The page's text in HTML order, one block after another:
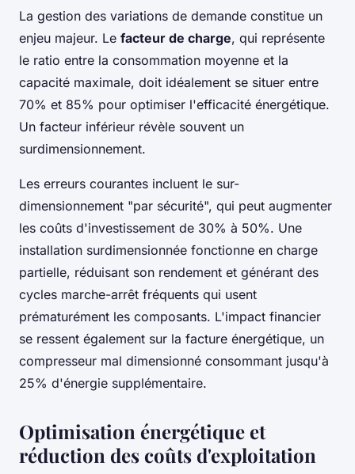
La gestion des variations de demande constitue un
enjeu majeur. Le facteur de charge, qui représente
le ratio entre la consommation moyenne et la
capacité maximale, doit idéalement se situer entre
70% et 85% pour optimiser l'efficacité énergétique.
Un facteur inférieur révèle souvent un
surdimensionnement.
Les erreurs courantes incluent le sur-
dimensionnement "par sécurité", qui peut augmenter
les coûts d'investissement de 30% à 50%. Une
installation surdimensionnée fonctionne en charge
partielle, réduisant son rendement et générant des
cycles marche-arrêt fréquents qui usent
prématurément les composants. L'impact financier
se ressent également sur la facture énergétique, un
compresseur mal dimensionné consommant jusqu'à
25% d'énergie supplémentaire.
Optimisation énergétique et
réduction des coûts d'exploitation